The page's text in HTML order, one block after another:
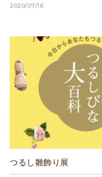
2020/07/16
つるし雛飾り展